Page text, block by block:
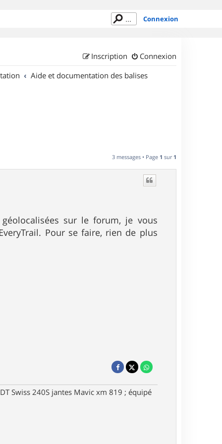
Connexion
Connexion
Inscription
Aide et documentation des balises
3 messages • Page 1 sur 1
sur le forum, je vous
Pour se faire, rien de plus
Swiss 240S jantes Mavic xm 819 ; équipé